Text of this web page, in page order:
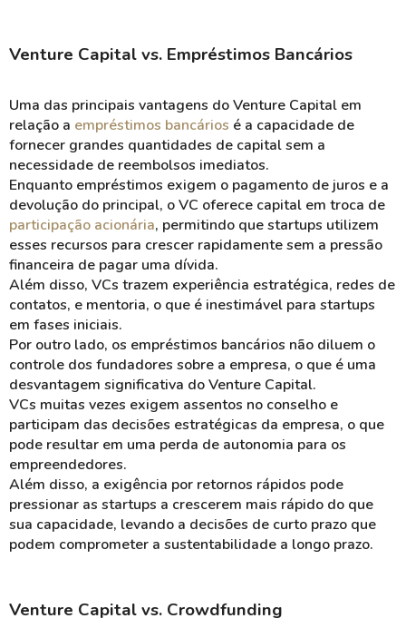
Venture Capital vs. Empréstimos Bancários
Uma das principais vantagens do Venture Capital em
relação a empréstimos bancários é a capacidade de
fornecer grandes quantidades de capital sem a
necessidade de reembolsos imediatos.
Enquanto empréstimos exigem o pagamento de juros e a
devolução do principal, o VC oferece capital em troca de
participação acionária, permitindo que startups utilizem
esses recursos para crescer rapidamente sem a pressão
financeira de pagar uma dívida.
Além disso, VCs trazem experiência estratégica, redes de
contatos, e mentoria, o que é inestimável para startups
em fases iniciais.
Por outro lado, os empréstimos bancários não diluem o
controle dos fundadores sobre a empresa, o que é uma
desvantagem significativa do Venture Capital.
VCs muitas vezes exigem assentos no conselho e
participam das decisões estratégicas da empresa, o que
pode resultar em uma perda de autonomia para os
empreendedores.
Além disso, a exigência por retornos rápidos pode
pressionar as startups a crescerem mais rápido do que
sua capacidade, levando a decisões de curto prazo que
podem comprometer a sustentabilidade a longo prazo.
Venture Capital vs. Crowdfunding